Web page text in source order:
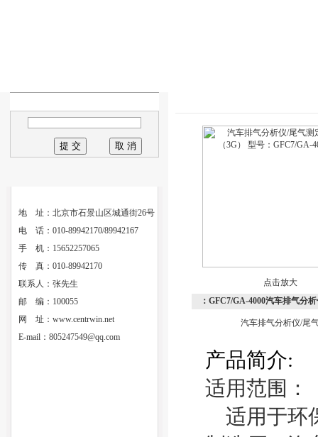
地 址：北京市石景山区城通街26号
电 话：010-89942170/89942167
手 机：15652257065
传 真：010-89942170
联系人：张先生
邮 编：100055
网 址： www.centrwin.net
E-mail： 805247549@qq.com
点击放大
：GFC7/GA-4000汽车排气分
汽车排气分析仪/尾
产品简介:
适用范围：
适用于环